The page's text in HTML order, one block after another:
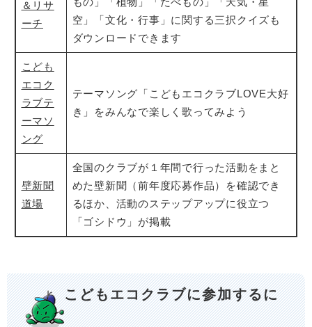
＆リサ
ーチ
空」「文化・行事」に関する三択クイズも
ダウンロードできます
こども
エコク
ラブテ
ーマソ
ング
テーマソング「こどもエコクラブLOVE大好
き」をみんなで楽しく歌ってみよう
壁新聞
道場
全国のクラブが１年間で行った活動をまと
めた壁新聞（前年度応募作品）を確認でき
るほか、活動のステップアップに役立つ
「ゴシドウ」が掲載
こどもエコクラブに参加するに